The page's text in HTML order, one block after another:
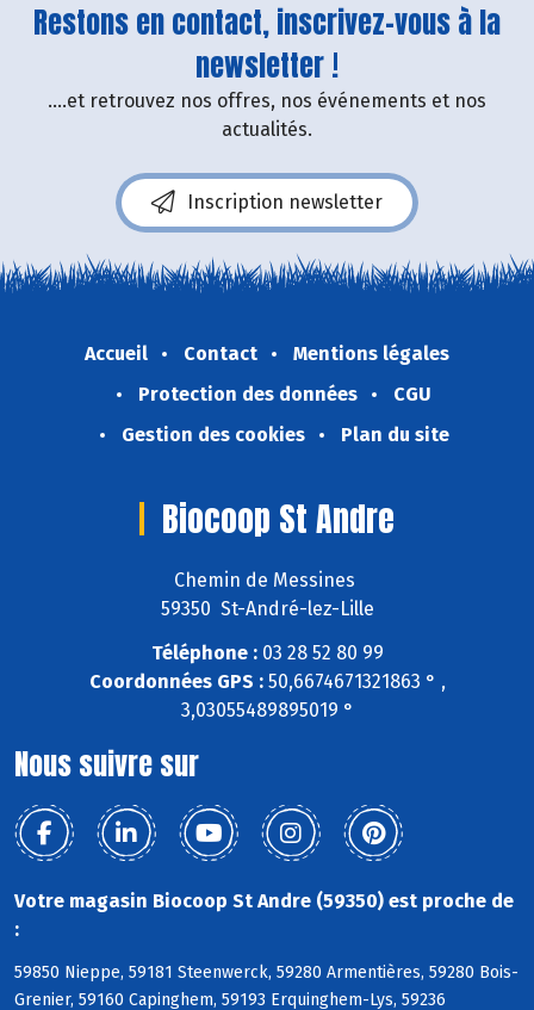
Restons en contact, inscrivez-vous à la
newsletter !
....et retrouvez nos offres, nos événements et nos
actualités.
Inscription newsletter
Accueil Contact
Mentions légales
Protection des données
CGU
Gestion des cookies
Plan du site
Biocoop St Andre
Chemin de Messines
59350 St-André-lez-Lille
Téléphone :03 28 52 80 99
Coordonnées GPS :50,6674671321863 ° ,
3,03055489895019 °
Nous suivre sur
Votre magasin Biocoop St Andre (59350) est proche de
:
59850 Nieppe, 59181 Steenwerck, 59280 Armentières, 59280 Bois-
Grenier, 59160 Capinghem, 59193 Erquinghem-Lys, 59236